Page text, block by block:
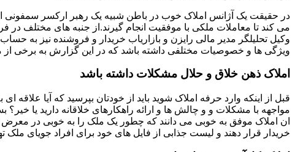
در حقیقت یک آژانس املاک خوب در باطن شبیه یک رهبر ارکسر سمفونی
می کند تا معاملات ملکی با موفقیت انجام گیرند.از جنبه های مختلف در
وکیل تحلیلگر مدیر مالی رایزن و بازاریاب خریدار و فروشنده نیز به حساب
ویژگی ها و خصوصیات مختلفی داشته باشد که در این گزارش به برخی از
املاک ذهن خلاق و حلال مشکلات داشته باشد
قبل از اینکه وارد حرفه املاک شوید باید از خودتان بپرسید که آیا علاقه ای
مواجهه با مشکلات و و چالش ها و ارائه راهکارهای خلاقانه دارید یا خیر؟
ان املاک موفق به خوبی می دانند که چطور یک ملک را به خوبی در معرض
خریدار قرار دهند و لیست جذابی از فایل های خود برای افراد جویای ملک